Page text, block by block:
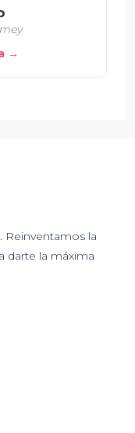
→
Reinventamos la
darte la máxima